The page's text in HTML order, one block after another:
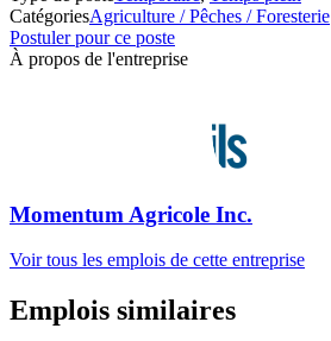
CatégoriesAgriculture / Pêches / Foresterie
Postuler pour ce poste
À propos de l'entreprise
Momentum Agricole Inc.
Voir tous les emplois de cette entreprise
Emplois similaires